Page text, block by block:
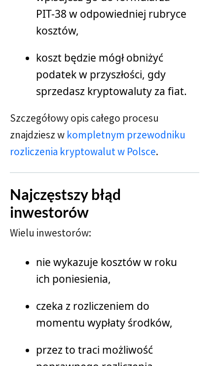
PIT-38 w odpowiedniej rubryce
kosztów,
koszt będzie mógł obniżyć
podatek w przyszłości, gdy
sprzedasz kryptowaluty za fiat.
Szczegółowy opis całego procesu
znajdziesz w kompletnym przewodniku
rozliczenia kryptowalut w Polsce.
Najczęstszy błąd
inwestorów
Wielu inwestorów:
nie wykazuje kosztów w roku
ich poniesienia,
czeka z rozliczeniem do
momentu wypłaty środków,
przez to traci możliwość